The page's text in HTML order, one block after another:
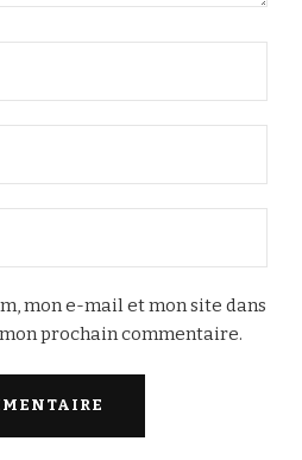
mon e-mail et mon site dans
prochain commentaire.